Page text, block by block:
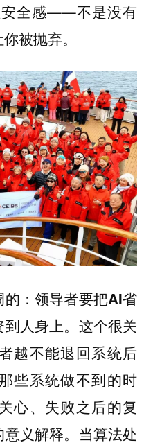
安全感——不是没有
被抛弃。
：领导者要把AI省
人身上。 这个很关
越不能退回系统后
些系统做不到的时
心、失败之后的复
义解释。当算法处